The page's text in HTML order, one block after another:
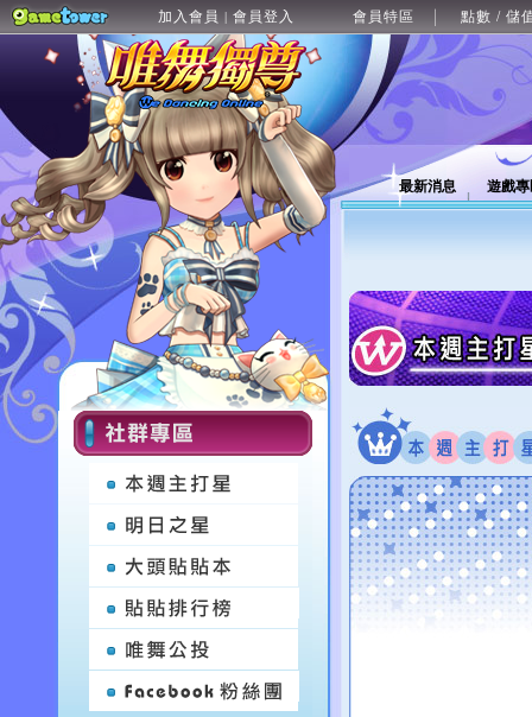
加入會員 | 會員登入 會員特區 點數 / 儲
最新消息 遊戲